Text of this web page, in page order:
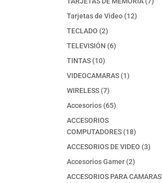
Tarjetas de Video 1212
TECLADO 22
productos
TELEVISIÓN 66
TINTAS 1010
productos
VIDEOCAMARAS 11
WIRELESS 77
productos
Accesorios 6565
ACCESORIOS
COMPUTADORES 1818
productos
ACCESORIOS DE VIDEO 33
Accesorios Gamer 22
productos
ACCESORIOS PARA CAMARAS